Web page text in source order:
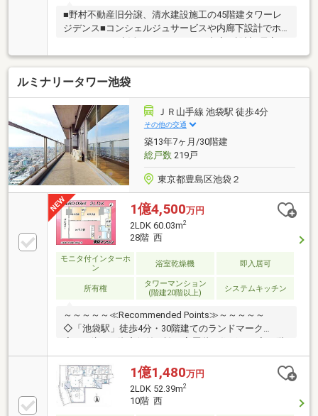
■野村不動産旧分譲、清水建設施工の45階建タワーレ
ジデンス■コンシェルジュサービスや内廊下設計でホ
べてがバルコニーに面した間取り■玄関にシューズイ
ンクローゼットあり■リビングにエコカラット採用■廊
下に約1.6帖と約0.6帖の収納あり■各階に24時間365日
ごみ捨て可能なごみステーションあり■間仕切りで
2LDK→3LDKに変更可能（有償）【充実の共用施設】
ライブラリーラウンジリラクゼーションラウンジスタ
ディルームマルチラウンジ(集会室)ママズラウンジ＆
キッズルームフィットネススタジオスカイビューキッ
チン 【ゲストルーム】スカイスイー
ルミナリータワー池袋
ＪＲ山手線 池袋駅 徒歩4分
その他の交通
築13年7ヶ月/30階建
総戸数219戸
東京都豊島区池袋２
1億4,500万円
2LDK 60.03m2
28階 西
モニタ付インターホ
ン
浴室乾燥機 即入居可
所有権
タワーマンション
(階建20階以上)
システムキッチン
～～～～～≪Recommended Points≫～～～～～
◇「池袋駅」徒歩4分・30階建てのランドマーク
西向きで都心の夜景と開けた眺望を満喫◇ホテルライ
クなゲストルームやスタディルーム◇東急ストア池袋
店・東武百貨店など身近に充実◇池袋病院などの高度
医療機関や教育施設も近く◇4重セキュリティ&24時間
ゴミ出し対応の利便性～～～～～～～～～～～～～～
1億1,480万円
2LDK 52.39m2
10階 西